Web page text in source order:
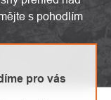
pro vás
s pohodlím